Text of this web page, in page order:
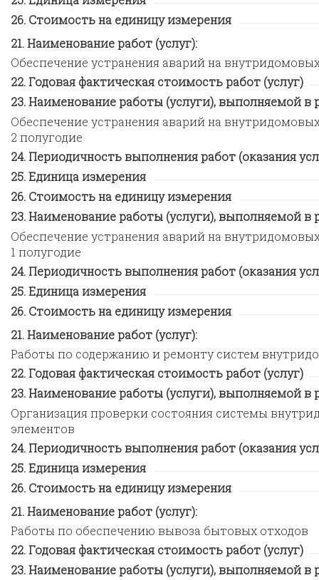
Стоимость на единицу измерения
Наименование работ (услуг):
Обеспечение устранения аварий на
Годовая фактическая стоимость работ (услуг)
Наименование работы (услуги), выполняемой в
Обеспечение устранения аварий на
2 полугодие
Периодичность выполнения работ (оказания
Единица измерения
Стоимость на единицу измерения
Наименование работы (услуги), выполняемой в
Обеспечение устранения аварий на
1 полугодие
Периодичность выполнения работ (оказания
Единица измерения
Стоимость на единицу измерения
Наименование работ (услуг):
Работы по содержанию и ремонту систем
Годовая фактическая стоимость работ (услуг)
Наименование работы (услуги), выполняемой в
Организация проверки состояния системы
элементов
Периодичность выполнения работ (оказания
Единица измерения
Стоимость на единицу измерения
Наименование работ (услуг):
Работы по обеспечению вывоза бытовых отходов
Годовая фактическая стоимость работ (услуг)
Наименование работы (услуги), выполняемой в